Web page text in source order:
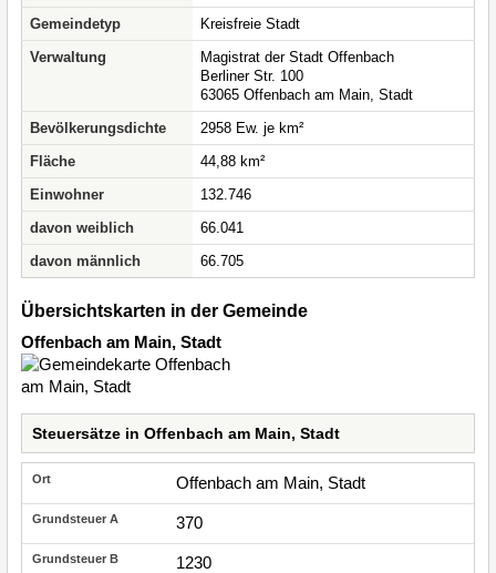
Gemeindetyp
Kreisfreie Stadt
Verwaltung
Magistrat der Stadt Offenbach
Berliner Str. 100
63065 Offenbach am Main, Stadt
Bevölkerungsdichte
2958 Ew. je km²
Fläche
44,88 km²
Einwohner
132.746
davon weiblich
66.041
davon männlich
66.705
Übersichtskarten in der Gemeinde
Offenbach am Main, Stadt
Steuersätze in Offenbach am Main, Stadt
Offenbach am Main, Stadt
370
1230